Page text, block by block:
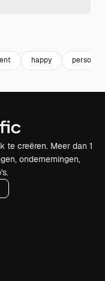
happy persoon
te creëren. Meer dan 1
ondernemingen,